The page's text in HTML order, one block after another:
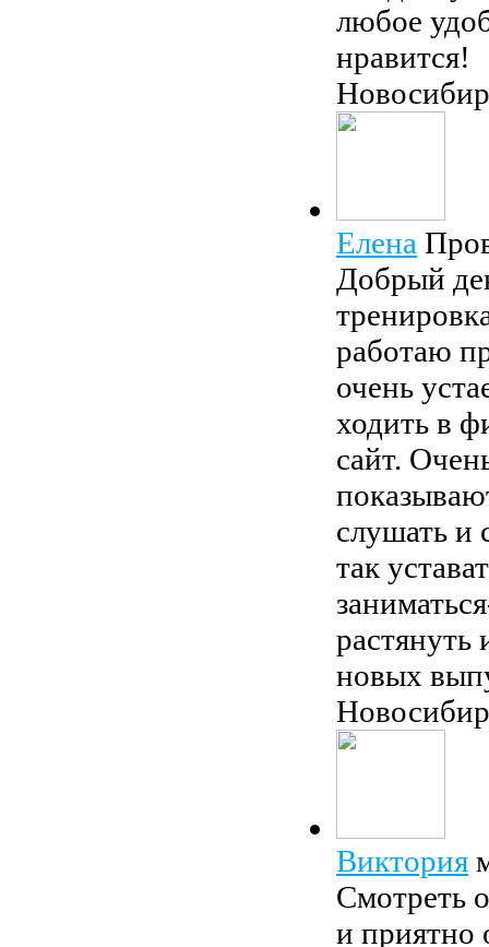
любое
нравится!
Елена
Добрый
работаю
очень
ходить в
сайт.
слушать и
так
новых
Виктория
Смотреть
и приятно